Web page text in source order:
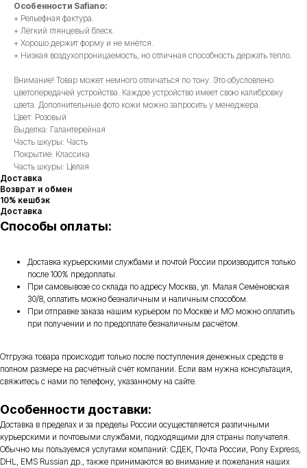
Особенности Safiano:
+ Рельефная фактура.
+ Лёгкий глянцевый блеск.
+ Хорошо держит форму и не мнётся.
+ Низкая воздухопроницаемость, но отличная способность держать тепло.
Внимание! Товар может немного отличаться по тону. Это обусловлено
цветопередачей устройства. Каждое устройство имеет свою калибровку
цвета. Дополнительные фото кожи можно запросить у менеджера.
Цвет: Розовый
Выделка: Галантерейная
Часть шкуры: Часть
Покрытие: Классика
Часть шкуры: Целая
Доставка
Возврат и обмен
10% кешбэк
Доставка
Способы оплаты:
Доставка курьерскими службами и почтой России производится только
после 100% предоплаты.
При самовывозе со склада по адресу Москва, ул. Малая Семёновская
30/8, оплатить можно безналичным и наличным способом.
При отправке заказа нашим курьером по Москве и МО можно оплатить
при получении и по предоплате безналичным расчётом.
Отгрузка товара происходит только после поступления денежных средств в
полном размере на расчётный счёт компании. Если вам нужна консультация,
свяжитесь с нами по телефону, указанному на сайте.
Особенности доставки:
Доставка в пределах и за пределы России осуществляется различными
курьерскими и почтовыми службами, подходящими для страны получателя.
Обычно мы пользуемся услугами компаний: СДЕК, Почта России, Pony Express,
DHL, EMS Russian др., также принимаются во внимание и пожелания наших